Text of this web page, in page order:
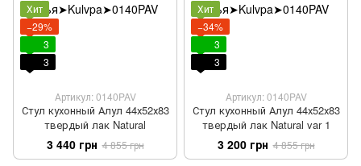
Хит
−29%
3
3
Артикул: 0140PAV
Стул кухонный Алул 44х52х83
твердый лак Natural
3 440 грн 4 855 грн
Хит
−34%
3
3
Артикул: 0140PAV
Стул кухонный Алул 44х52х83
твердый лак Natural var 1
3 200 грн 4 855 грн